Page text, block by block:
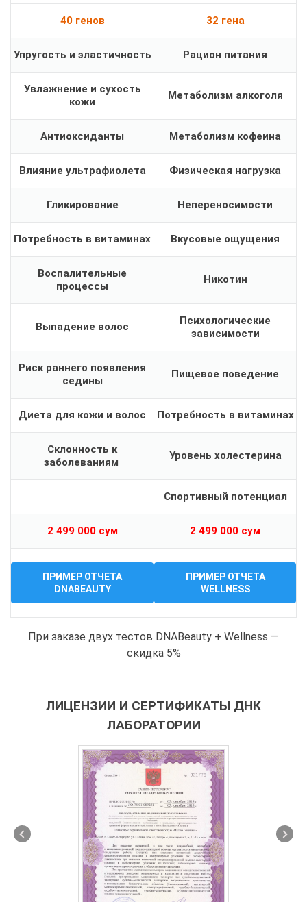
40 генов 32 гена
Упругость и эластичность Рацион питания
Увлажнение и сухость
кожи
Метаболизм алкоголя
Антиоксиданты Метаболизм кофеина
Влияние ультрафиолета Физическая нагрузка
Гликирование Непереносимости
Потребность в витаминах Вкусовые ощущения
Воспалительные
процессы
Никотин
Выпадение волос
Психологические
зависимости
Риск раннего появления
седины
Пищевое поведение
Диета для кожи и волос Потребность в витаминах
Склонность к
заболеваниям
Уровень холестерина
Спортивный потенциал
2 499 000 сум 2 499 000 сум
ПРИМЕР ОТЧЕТА
DNABEAUTY
ПРИМЕР ОТЧЕТА
WELLNESS
При заказе двух тестов DNABeauty + Wellness —
скидка 5%
ЛИЦЕНЗИИ И СЕРТИФИКАТЫ ДНК
ЛАБОРАТОРИИ